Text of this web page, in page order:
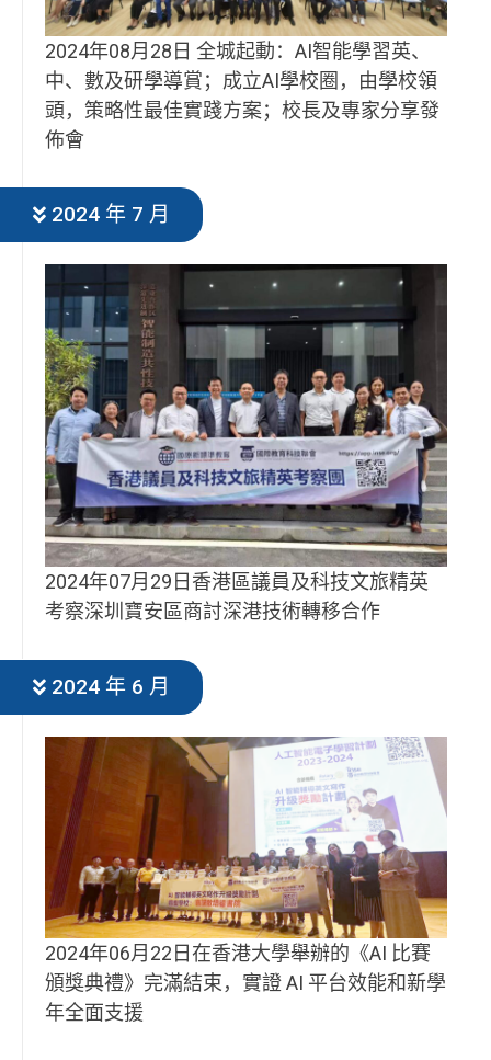
2024年08月28日 全城起動：AI智能學習英、
中、數及研學導賞；成立AI學校圈，由學校領
頭，策略性最佳實踐方案；校長及專家分享發
佈會
2024 年 7 月
2024年07月29日香港區議員及科技文旅精英
考察深圳寶安區商討深港技術轉移合作
2024 年 6 月
2024年06月22日在香港大學舉辦的《AI 比賽
頒獎典禮》完滿結束，實證 AI 平台效能和新學
年全面支援